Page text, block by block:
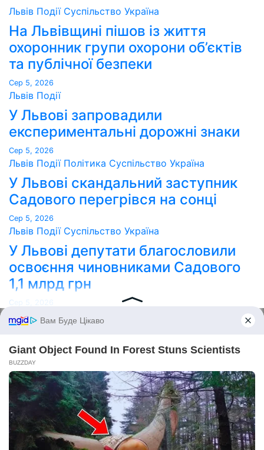
Львів Події Суспільство Україна
На Львівщині пішов із життя
охоронник групи охорони об’єктів
та публічної безпеки
Сер 5, 2026
Львів Події
У Львові запровадили
експериментальні дорожні знаки
Сер 5, 2026
Львів Події Політика Суспільство Україна
У Львові скандальний заступник
Садового перегрівся на сонці
Сер 5, 2026
Львів Події Суспільство Україна
У Львові депутати благословили
освоєння чиновниками Садового
1,1 млрд грн
Сер 5, 2026
Point Lviv
Сайт працює на WordPress|Тема:Newsesза
Themeansar.
Home
Про нас